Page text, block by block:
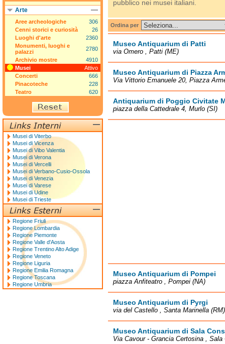
pubblico nei musei italiani.
Ordina per
Museo Antiquarium di Patti
via Omero , Patti (ME)
Museo Antiquarium di Piazza
Via Vittorio Emanuele 20, Piazza
Antiquarium di Poggio Civitate
piazza della Cattedrale 4, Murlo (SI)
Museo Antiquarium di Pompei
piazza Anfiteatro , Pompei (NA)
Museo Antiquarium di Pyrgi
via del Castello , Santa Marinella (RM)
Museo Antiquarium di Sala
Via Cavour - Grancia Certosina , Sala
Arte
Aree archeologiche
306
Cenni storici e curiosità
26
Luoghi d'arte
2360
Monumenti, luoghi e
palazzi
2780
Archivio mostre
4910
Musei
Attivo
Concerti
666
Pinacoteche
228
Teatro
620
Musei di Viterbo
Musei di Vicenza
Musei di Vibo Valentia
Musei di Verona
Musei di Vercelli
Musei di Verbano-Cusio-Ossola
Musei di Venezia
Musei di Varese
Musei di Udine
Musei di Trieste
Regione Friuli
Regione Lombardia
Regione Piemonte
Regione Valle d'Aosta
Regione Trentino Alto Adige
Regione Veneto
Regione Liguria
Regione Emilia Romagna
Regione Toscana
Regione Umbria